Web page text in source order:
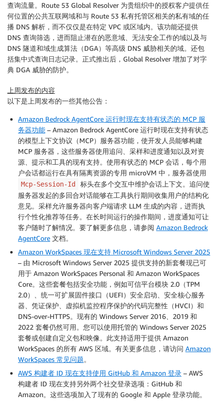
查询流量。Route 53 Global Resolver 为贵组织中的授权客户提供任
何位置的公共互联网域和与 Route 53 私有托管区相关的私有域的任
播 DNS 解析，而不仅仅是在特定 VPC 或区域内。该功能还提供
DNS 查询筛选，进而阻止潜在的恶意域、无法安全工作的域以及与
DNS 隧道和域生成算法（DGA）等高级 DNS 威胁相关的域。还包
括集中式查询日志记录。正式推出后，Global Resolver 增加了对字
典 DGA 威胁的防护。
上周发布的内容
以下是上周发布的一些其他公告：
Amazon Bedrock AgentCore 运行时现在支持有状态的 MCP 服
务器功能 – Amazon Bedrock AgentCore 运行时现在支持有状态
的模型上下文协议（MCP）服务器功能，使开发人员能够构建
MCP 服务器，这些服务器使用追问、采样和进度通知以及对资
源、提示和工具的现有支持。使用有状态的 MCP 会话，每个用
户会话都运行在具有隔离资源的专用 microVM 中，服务器使用
Mcp-Session-Id
标头在多个交互中维护会话上下文。追问使
服务器发起的多回合对话能够在工具执行期间收集用户的结构化
意见。采样允许服务器向客户端请求 LLM 生成的内容，进而执
行个性化推荐等任务。在长时间运行的操作期间，进度通知可让
客户随时了解情况。要了解更多信息，请参阅 Amazon Bedrock
AgentCore 文档。
Amazon WorkSpaces 现在支持 Microsoft Windows Server 2025
– 由 Microsoft Windows Server 2025 提供支持的新套餐现已可
用于 Amazon WorkSpaces Personal 和 Amazon WorkSpaces
Core。这些套餐包括安全功能，例如可信平台模块 2.0（TPM
2.0）、统一可扩展固件接口（UEFI）安全启动、安全核心服务
器、凭证保护、虚拟机监控程序保护的代码完整性（HVCI）和
DNS-over-HTTPS。现有的 Windows Server 2016、2019 和
2022 套餐仍然可用。您可以使用托管的 Windows Server 2025
套餐或创建自定义包和映像。此支持适用于提供 Amazon
WorkSpaces 的所有 AWS 区域。有关更多信息，请访问 Amazon
WorkSpaces 常见问题。
AWS 构建者 ID 现在支持使用 GitHub 和 Amazon 登录 – AWS
构建者 ID 现在支持另外两个社交登录选项：GitHub 和
Amazon。这些选项加入了现有的 Google 和 Apple 登录功能。